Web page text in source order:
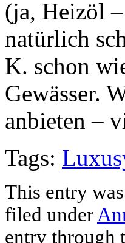
(ja, Heizöl
natürlich
K. schon
Gewässer.
anbieten –
Tags:
This entry
filed under
entry through